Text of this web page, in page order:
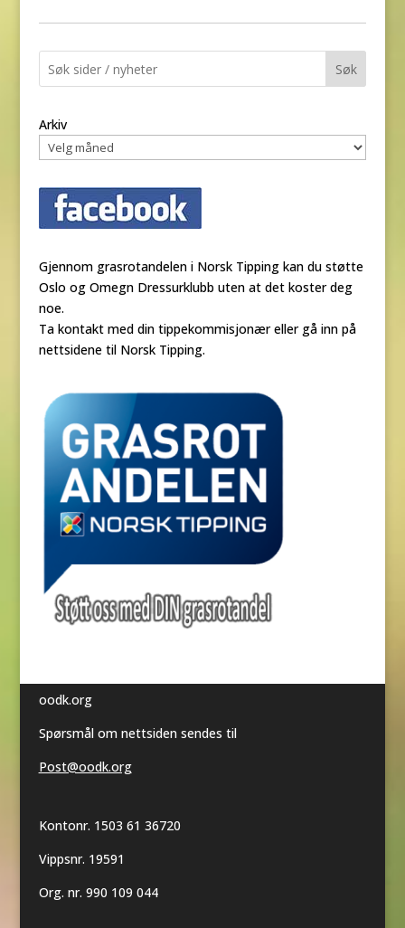
Søk
Arkiv
Gjennom grasrotandelen i Norsk Tipping kan du støtte
Oslo og Omegn Dressurklubb uten at det koster deg
noe.
Ta kontakt med din tippekommisjonær eller gå inn på
nettsidene til Norsk Tipping.
oodk.org
Spørsmål om nettsiden sendes til
Post@oodk.org
Kontonr. 1503 61 36720
Vippsnr. 19591
Org. nr. 990 109 044